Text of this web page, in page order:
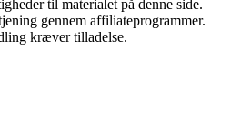
til materialet på denne side.
gennem affiliateprogrammer.
kræver tilladelse.